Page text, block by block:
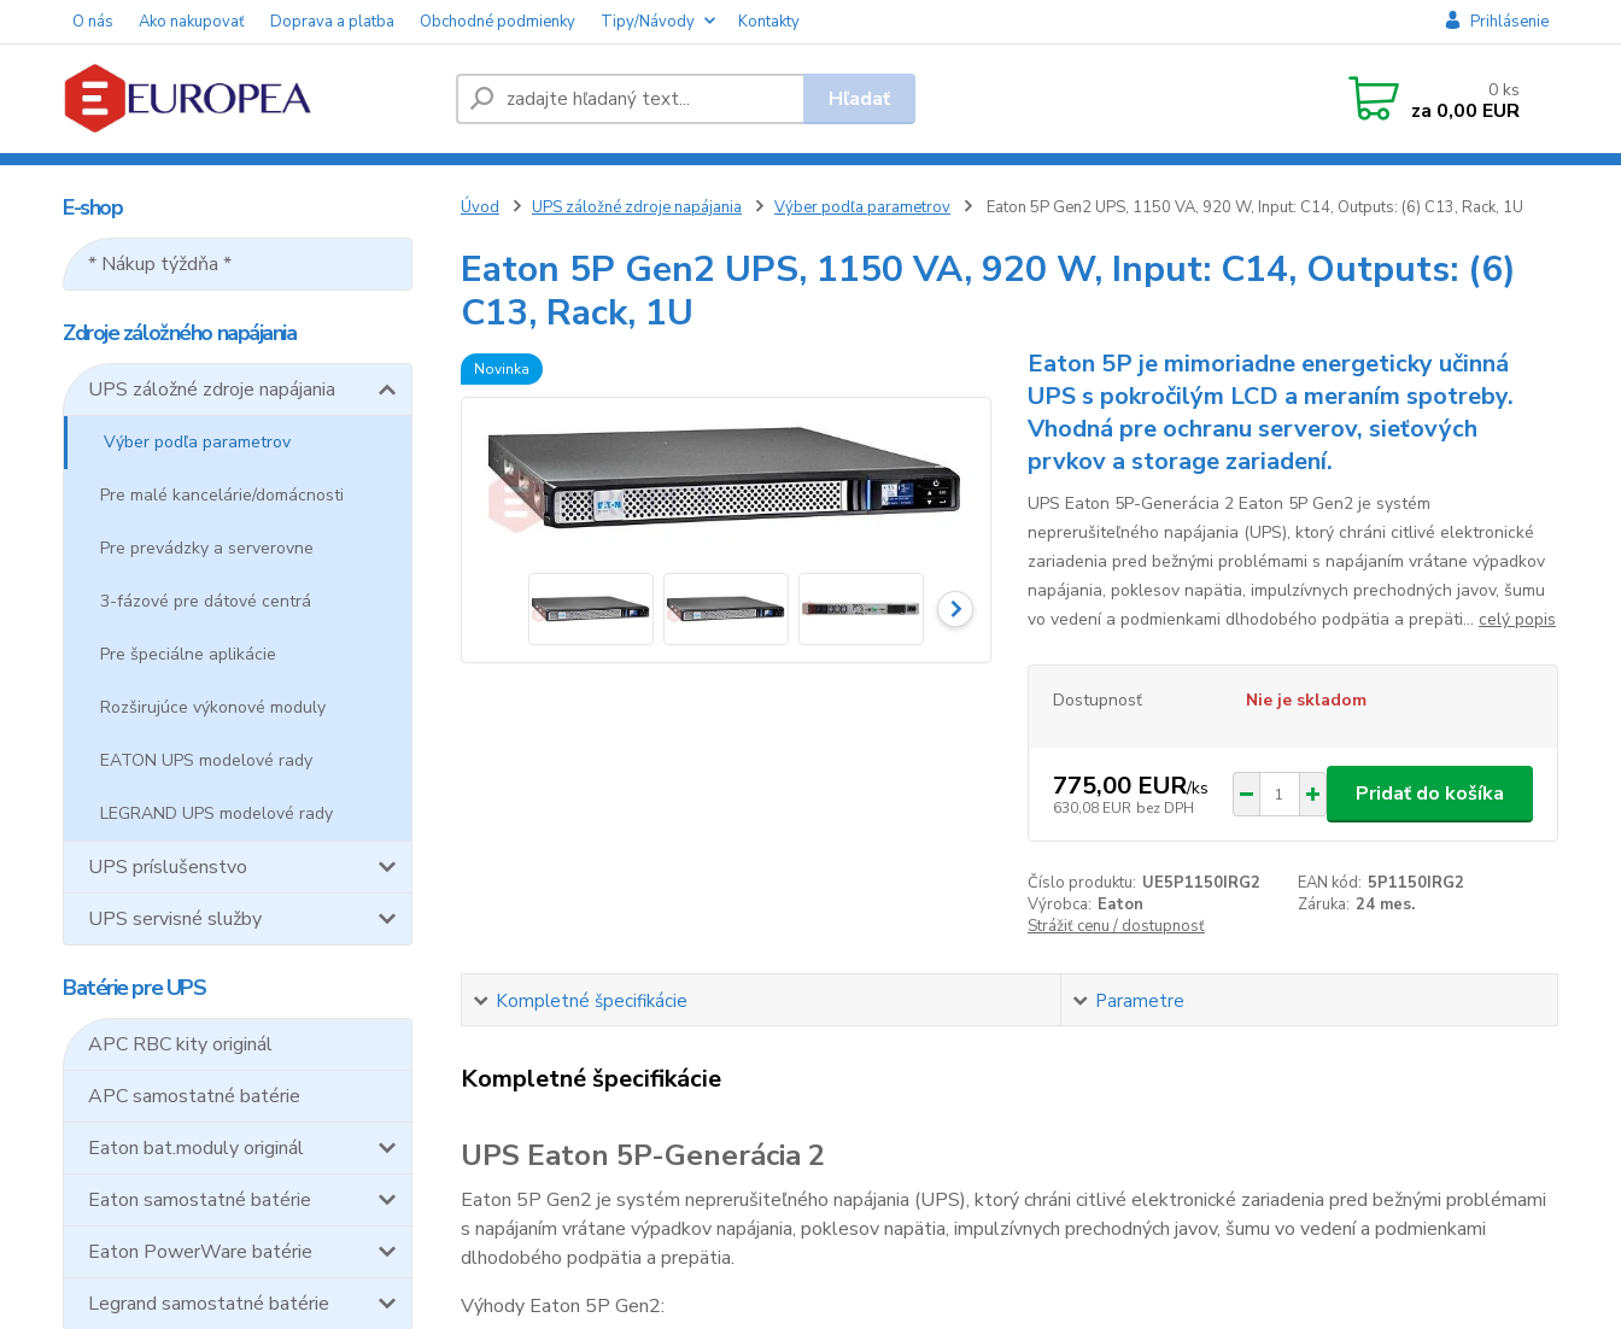
O nás Ako nakupovať Doprava a platba Obchodné podmienky Tipy/Návody Kontakty Prihlásenie
Hľadať 0 ks
za 0,00 EUR
E-shop
* Nákup týždňa *
Zdroje záložného napájania
UPS záložné zdroje napájania
Výber podľa parametrov
Pre malé kancelárie/domácnosti
Pre prevádzky a serverovne
3-fázové pre dátové centrá
Pre špeciálne aplikácie
Rozširujúce výkonové moduly
EATON UPS modelové rady
LEGRAND UPS modelové rady
UPS príslušenstvo
UPS servisné služby
Batérie pre UPS
APC RBC kity originál
APC samostatné batérie
Eaton bat.moduly originál
Eaton samostatné batérie
Eaton PowerWare batérie
Legrand samostatné batérie
Úvod UPS záložné zdroje napájania Výber podľa parametrov Eaton 5P Gen2 UPS, 1150 VA, 920 W, Input: C14, Outputs: (6) C13, Rack, 1U
Eaton 5P Gen2 UPS, 1150 VA, 920 W, Input: C14, Outputs: (6)
C13, Rack, 1U
Novinka
Eaton 5P je mimoriadne energeticky učinná
UPS s pokročilým LCD a meraním spotreby.
Vhodná pre ochranu serverov, sieťových
prvkov a storage zariadení.
UPS Eaton 5P-Generácia 2 Eaton 5P Gen2 je systém
neprerušiteľného napájania (UPS), ktorý chráni citlivé elektronické
zariadenia pred bežnými problémami s napájaním vrátane výpadkov
napájania, poklesov napätia, impulzívnych prechodných javov, šumu
vo vedení a podmienkami dlhodobého podpätia a prepäti... celý popis
Dostupnosť Nie je skladom
775,00 EUR/ks
630,08 EUR bez DPH
Pridať do košíka
Číslo produktu: UE5P1150IRG2 EAN kód: 5P1150IRG2
Výrobca: Eaton Záruka: 24 mes.
Strážiť cenu / dostupnosť
Kompletné špecifikácie Parametre
Kompletné špecifikácie
UPS Eaton 5P-Generácia 2
Eaton 5P Gen2 je systém neprerušiteľného napájania (UPS), ktorý chráni citlivé elektronické zariadenia pred bežnými problémami
s napájaním vrátane výpadkov napájania, poklesov napätia, impulzívnych prechodných javov, šumu vo vedení a podmienkami
dlhodobého podpätia a prepätia.
Výhody Eaton 5P Gen2: